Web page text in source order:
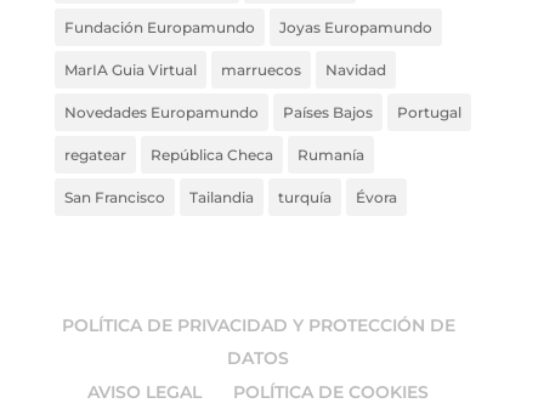
Fundación Europamundo Joyas Europamundo
MarIA Guia Virtual marruecos Navidad
Novedades Europamundo Países Bajos Portugal
regatear República Checa Rumanía
San Francisco Tailandia turquía Évora
POLÍTICA DE PRIVACIDAD Y PROTECCIÓN DE
DATOS
AVISO LEGAL
POLÍTICA DE COOKIES